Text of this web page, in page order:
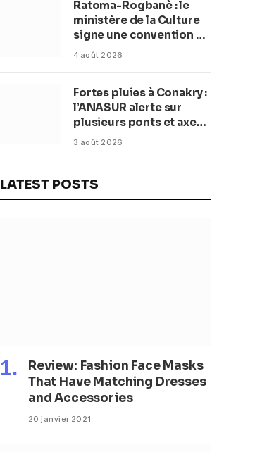
Ratoma-Rogbanè : le
ministère de la Culture
signe une convention de
42 millions de dollars
balnéaire
4 août 2026
Fortes pluies à Conakry :
l’ANASUR alerte sur
plusieurs ponts et axes
routiers
3 août 2026
LATEST POSTS
Review: Fashion Face Masks
That Have Matching Dresses
and Accessories
20 janvier 2021